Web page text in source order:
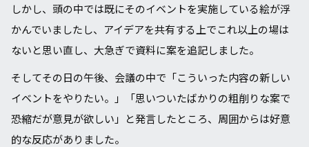
しかし、頭の中では既にそのイベントを実施している絵が浮
かんでいましたし、アイデアを共有する上でこれ以上の場は
ないと思い直し、⼤急ぎで資料に案を追記しました。
そしてその⽇の午後、会議の中で「こういった内容の新しい
イベントをやりたい。」「思いついたばかりの粗削りな案で
恐縮だが意⾒が欲しい」と発⾔したところ、周囲からは好意
的な反応がありました。